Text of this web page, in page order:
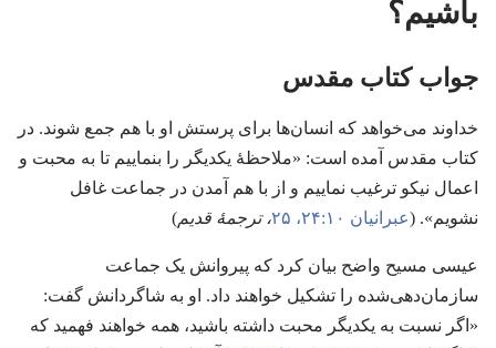
باشیم؟‏
جواب کتاب مقدس
خداوند می‌خواهد که انسان‌ها برای پرستش او با هم جمع شوند.‏ در
کتاب مقدس آمده است:‏ «ملاحظهٔ یکدیگر را بنماییم تا به محبت و
اعمال نیکو ترغیب نماییم و از با هم آمدن در جماعت غافل
نشویم».‏ (‏عبرانیان ۱۰:‏۲۴،‏ ۲۵ ‏،‏ ترجمهٔ قدیم‏)‏
عیسی مسیح واضح بیان کرد که پیروانش یک جماعت
سازمان‌دهی‌شده را تشکیل خواهند داد.‏ او به شاگردانش گفت:‏
«اگر نسبت به یکدیگر محبت داشته باشید،‏ همه خواهند فهمید که